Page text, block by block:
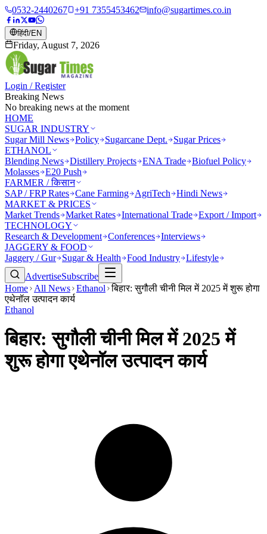
0532-2440267 +91 7355453462 info@sugartimes.co.in
हिंदी/EN
Friday, August 7, 2026
Login / Register
Breaking News
No breaking news at the moment
HOME
SUGAR INDUSTRY
Sugar Mill News Policy Sugarcane Dept.
Sugar Prices
ETHANOL
Blending News Distillery Projects ENA Trade Biofuel Policy
Molasses E20 Push
FARMER / किसान
SAP / FRP Rates Cane Farming AgriTech
Hindi News
MARKET & PRICES
Market Trends Market Rates International Trade Export / Import
TECHNOLOGY
Research & Development Conferences Interviews
JAGGERY & FOOD
Jaggery / Gur
Sugar & Health Food Industry Lifestyle
AdvertiseSubscribe
Home
All News Ethanol
बिहार: सुगौली चीनी मिल में 2025 में शुरू होगा
एथेनॉल उत्पादन कार्य
Ethanol
बिहार: सुगौली चीनी मिल में 2025 में
शुरू होगा एथेनॉल उत्पादन कार्य